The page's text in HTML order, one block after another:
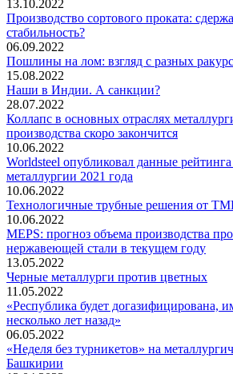
13.10.2022
Производство сортового проката:
стабильность?
06.09.2022
Пошлины на лом: взгляд с разных
15.08.2022
Наши в Индии. А санкции?
28.07.2022
Коллапс в основных отраслях
производства скоро закончится
10.06.2022
Worldsteel опубликовал данные
металлургии 2021 года
10.06.2022
Технологичные трубные решения от
10.06.2022
MEPS: прогноз объема производства
нержавеющей стали в текущем году
13.05.2022
Черные металлурги против цветных
11.05.2022
«Республика будет догазифицирована,
несколько лет назад»
06.05.2022
«Неделя без турникетов» на
Башкирии